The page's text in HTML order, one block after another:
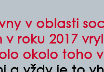
v oblasti
v roku 2017
okolo toho